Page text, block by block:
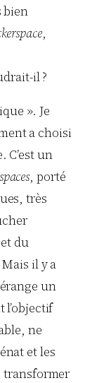
bien
,
il ?
». Je
a choisi
C’est un
, porté
très
du
il y a
un
l’objectif
ne
et les
transformer